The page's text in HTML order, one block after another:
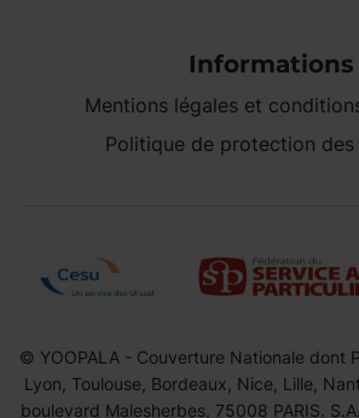
Informations
Mentions légales et
Politique de protection des
© YOOPALA - Couverture Nationale dont
Lyon, Toulouse, Bordeaux, Nice, Lille,
boulevard Malesherbes, 75008 PARIS.